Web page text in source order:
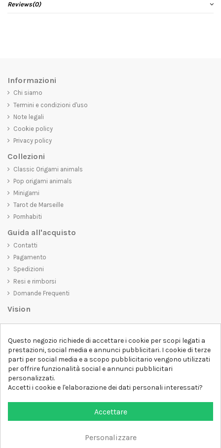
Reviews(0)
Informazioni
Chi siamo
Termini e condizioni d'uso
Note legali
Cookie policy
Privacy policy
Collezioni
Classic Origami animals
Pop origami animals
Minigami
Tarot de Marseille
Pornhabiti
Guida all'acquisto
Contatti
Pagamento
Spedizioni
Resi e rimborsi
Domande Frequenti
Vision
belli da vedere, ma che trasmettano anche un messaggio importante.
Che siate alla ricerca di una t-shirt unica e di tendenza, di una felpa
comoda e accogliente o di un accessorio esclusivo,
D-SHIRT
ha
qualcosa per tutti.
Follow us
Questo negozio richiede di accettare i cookie per scopi legati a
prestazioni, social media e annunci pubblicitari. I cookie di terze
parti per social media e a scopo pubblicitario vengono utilizzati
per offrire funzionalità social e annunci pubblicitari
personalizzati.
Accetti i cookie e l'elaborazione dei dati personali interessati?
Accettare
Personalizzare